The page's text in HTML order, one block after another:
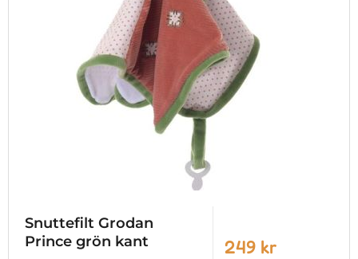
Snuttefilt Grodan
Prince grön kant
249 kr